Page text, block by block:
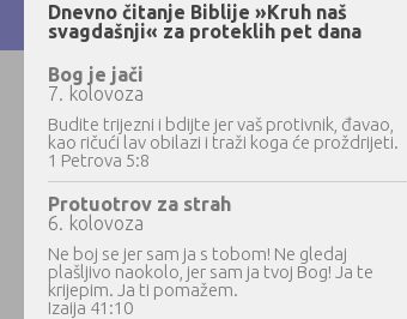
Dnevno čitanje Biblije »Kruh naš
svagdašnji« za proteklih pet dana
Bog je jači
7. kolovoza
Budite trijezni i bdijte jer vaš protivnik, đavao,
kao ričući lav obilazi i traži koga će proždrijeti.
1 Petrova 5:8
Protuotrov za strah
6. kolovoza
Ne boj se jer sam ja s tobom! Ne gledaj
plašljivo naokolo, jer sam ja tvoj Bog! Ja te
krijepim. Ja ti pomažem.
Izaija 41:10